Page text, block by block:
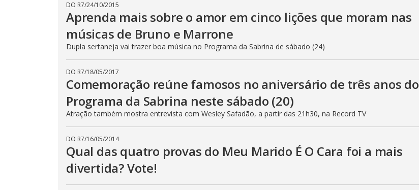
DO R7/24/10/2015
Aprenda mais sobre o amor em cinco lições que moram nas
músicas de Bruno e Marrone
Dupla sertaneja vai trazer boa música no Programa da Sabrina de sábado (24)
DO R7/18/05/2017
Comemoração reúne famosos no aniversário de três anos do
Programa da Sabrina neste sábado (20)
Atração também mostra entrevista com Wesley Safadão, a partir das 21h30, na Record TV
DO R7/16/05/2014
Qual das quatro provas do Meu Marido É O Cara foi a mais
divertida? Vote!